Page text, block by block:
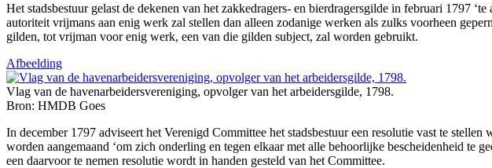
Het stadsbestuur gelast de dekenen van het zakkedragers- en bierdragersgilde in februari 1797
autoriteit vrijmans aan enig werk zal stellen dan alleen zodanige werken als zulks voorheen
gilden, tot vrijman voor enig werk, een van die gilden subject, zal worden gebruikt.
Afbeelding
Vlag van de havenarbeidersvereniging, opvolger van het arbeidersgilde, 1798.
Bron: HMDB Goes
In december 1797 adviseert het Verenigd Committee het stadsbestuur een resolutie vast te
worden aangemaand ‘om zich onderling en tegen elkaar met alle behoorlijke bescheidenheid te
een daarvoor te nemen resolutie wordt in handen gesteld van het Committee.